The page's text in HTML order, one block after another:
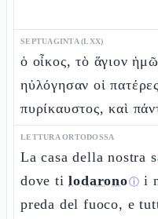
SEPTUAGINTA (LXX)
ὁ οἶκος, τὸ ἅγιον
ηὐλόγησαν οἱ
πυρίκαυστος, καὶ
LETTURA ORTODOSSA
La casa della nostra
dove tilodaronoⓘ i
preda del fuoco, e